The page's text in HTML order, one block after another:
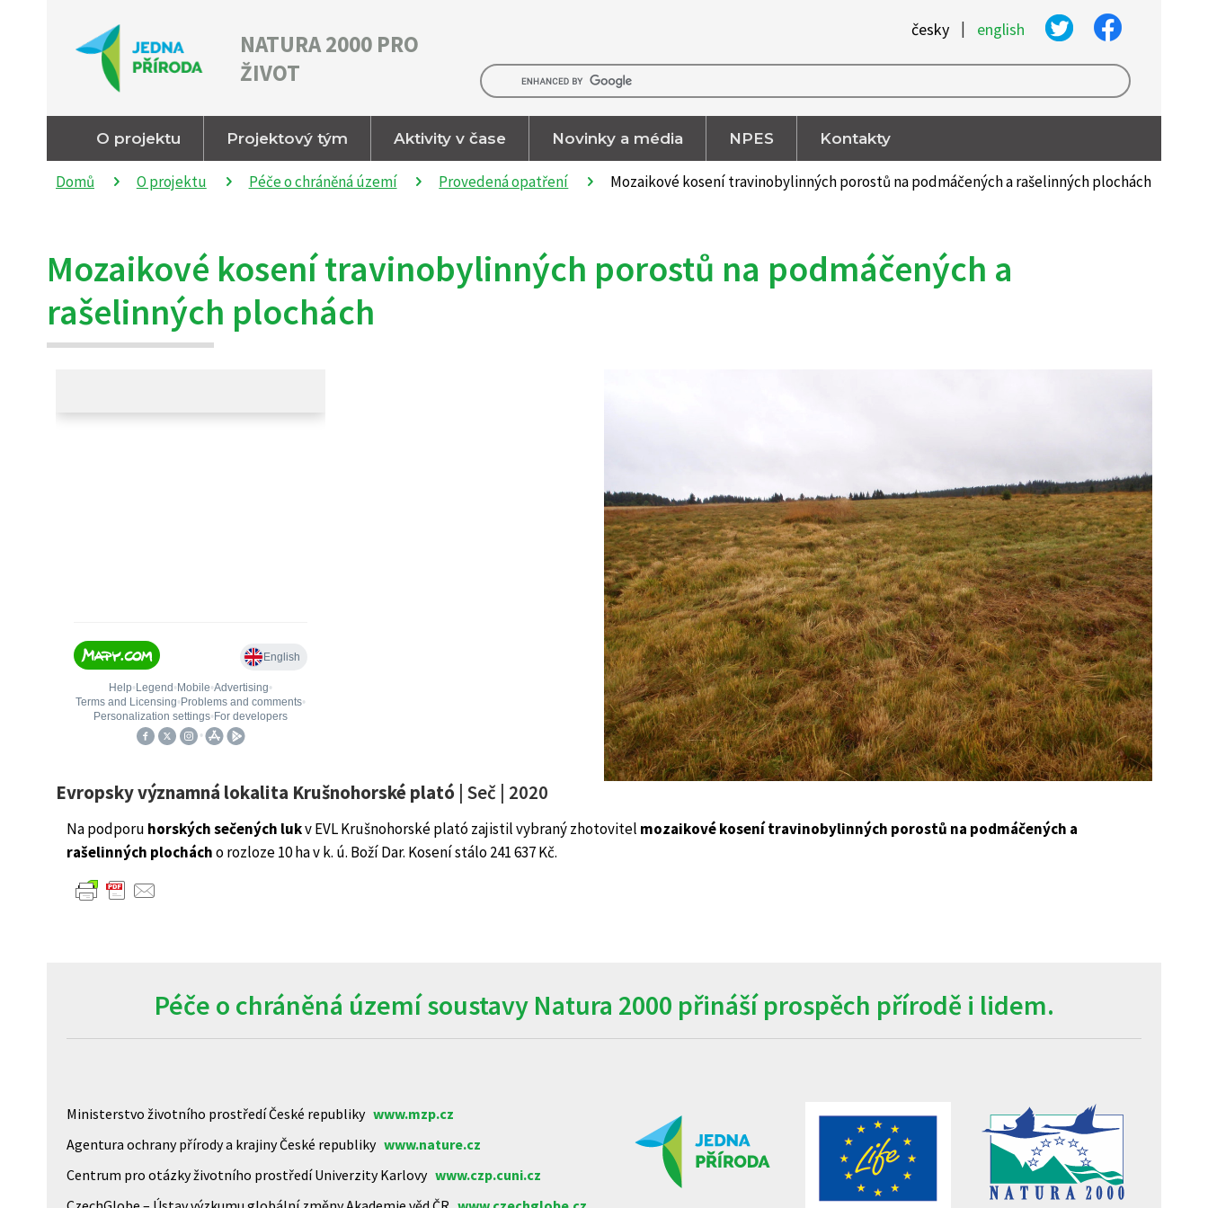
NATURA 2000 PRO
ŽIVOT
česky | english
O projektu Projektový tým Aktivity v čase Novinky a média NPES Kontakty
Domů O projektu Péče o chráněná území Provedená opatření Mozaikové kosení travinobylinných porostů na podmáčených a rašelinných plochách
Mozaikové kosení travinobylinných porostů na podmáčených a
rašelinných plochách
Evropsky významná lokalita Krušnohorské plató | Seč | 2020
Na podporu horských sečených lukv EVL Krušnohorské plató zajistil vybraný zhotovitel mozaikové kosení travinobylinných porostů na podmáčených a
rašelinných plochácho rozloze 10 ha v k. ú. Boží Dar. Kosení stálo 241 637 Kč.
Péče o chráněná území soustavy Natura 2000 přináší prospěch přírodě i lidem.
Ministerstvo životního prostředí České republiky www.mzp.cz
Agentura ochrany přírody a krajiny České republiky www.nature.cz
Centrum pro otázky životního prostředí Univerzity Karlovy www.czp.cuni.cz